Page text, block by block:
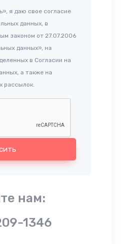
я даю свое согласие
данных, в
законом от 27.07.2006
данных», на
в Согласии на
а также на
рассылок.
нам:
1346